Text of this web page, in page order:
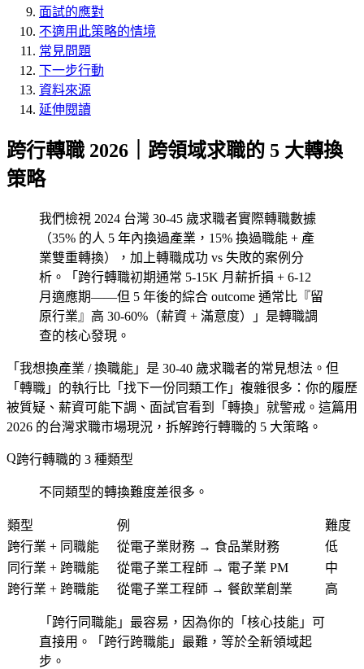
面試的應對
不適用此策略的情境
常見問題
下一步行動
資料來源
延伸閱讀
跨行轉職 2026｜跨領域求職的 5 大轉換
策略
我們檢視 2024 台灣 30-45 歲求職者實際轉職數據
（35% 的人 5 年內換過產業，15% 換過職能 + 產
業雙重轉換），加上轉職成功 vs 失敗的案例分
析。「跨行轉職初期通常 5-15K 月薪折損 + 6-12
月適應期——但 5 年後的綜合 outcome 通常比『留
原行業』高 30-60%（薪資 + 滿意度）」是轉職調
查的核心發現。
「我想換產業 / 換職能」是 30-40 歲求職者的常見想法。但
「轉職」的執行比「找下一份同類工作」複雜很多：你的履歷
被質疑、薪資可能下調、面試官看到「轉換」就警戒。這篇用
2026 的台灣求職市場現況，拆解跨行轉職的 5 大策略。
跨行轉職的 3 種類型
不同類型的轉換難度差很多。
類型 例
難度
跨行業 + 同職能
從電子業財務 → 食品業財務
低
同行業 + 跨職能
從電子業工程師 → 電子業 PM
中
跨行業 + 跨職能
從電子業工程師 → 餐飲業創業 高
「跨行同職能」最容易，因為你的「核心技能」可
直接用。「跨行跨職能」最難，等於全新領域起
步。